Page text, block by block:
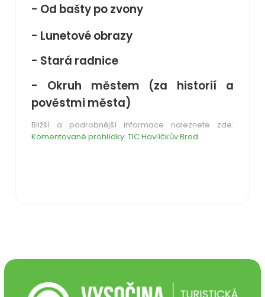
- Od bašty po zvony
- Lunetové obrazy
- Stará radnice
- Okruh městem (za historií a
pověstmi města)
Bližší a podrobnější informace naleznete zde:
Komentované prohlídky: TIC Havlíčkův Brod